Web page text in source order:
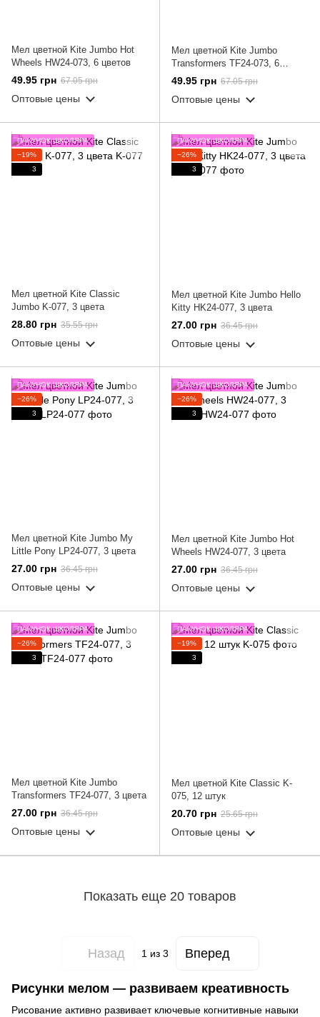
Мел цветной Kite Jumbo Hot
Wheels HW24-073, 6 цветов
49.95 грн 67.05 грн
Оптовые цены
Мел цветной Kite Jumbo
Transformers TF24-073, 6
цветов
49.95 грн 67.05 грн
Оптовые цены
ПАКУНОК ШКОЛЯРА
−19%
3
Мел цветной Kite Classic
Jumbo K-077, 3 цвета
28.80 грн 35.55 грн
Оптовые цены
ПАКУНОК ШКОЛЯРА
−26%
3
Мел цветной Kite Jumbo Hello
Kitty HK24-077, 3 цвета
27.00 грн 36.45 грн
Оптовые цены
ПАКУНОК ШКОЛЯРА
−26%
3
Мел цветной Kite Jumbo My
Little Pony LP24-077, 3 цвета
27.00 грн 36.45 грн
Оптовые цены
ПАКУНОК ШКОЛЯРА
−26%
3
Мел цветной Kite Jumbo Hot
Wheels HW24-077, 3 цвета
27.00 грн 36.45 грн
Оптовые цены
ПАКУНОК ШКОЛЯРА
−26%
3
Мел цветной Kite Jumbo
Transformers TF24-077, 3 цвета
27.00 грн 36.45 грн
Оптовые цены
ПАКУНОК ШКОЛЯРА
−19%
3
Мел цветной Kite Classic K-
075, 12 штук
20.70 грн 25.65 грн
Оптовые цены
Показать еще 20 товаров
Назад 1из 3 Вперед
Рисунки мелом — развиваем креативность
Рисование активно развивает ключевые когнитивные навыки